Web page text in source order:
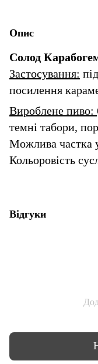
Опис
Солод
Застосування:
посилення
Вироблене пиво:
темні табори,
Можлива частка
Кольоровість
Відгуки